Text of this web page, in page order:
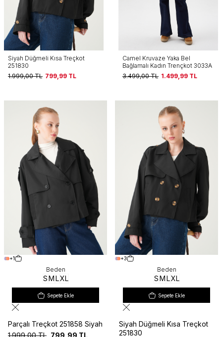
Siyah Düğmeli Kısa Treçkot
251830
1.999,00TL 799,99 TL
Camel Kruvaze Yaka Bel
Bağlamalı Kadın Trençkot 3033A
3.499,00TL 1.499,99 TL
+1
Beden
SMLXL
Sepete Ekle
Parçalı Treçkot 251858 Siyah
+3
Beden
SMLXL
Sepete Ekle
Siyah Düğmeli Kısa Treçkot
251830